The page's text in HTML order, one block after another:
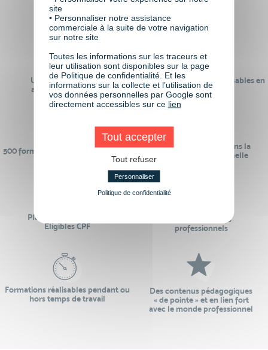
academy c’est
Un réseau de 22 000
anciens participants
100% des formations réalisables en
digital learning
500 formations pour se préparer au
24 ans d'expérience dans la
formation professionnelle
Plus de 50 formations
Éligibles CPF
Des intervenants
professionnels
Formations réalisables pendant ou
hors temps de travail
Des contenus pédagogiques
« de pointe » et en lien fort
avec le monde professionnel
site
• Personnaliser notre assistance
commerciale à la suite de votre navigation
sur notre site
Toutes les informations sur les traceurs et
leur utilisation sont disponibles sur la page
de Politique de confidentialité. Et les
informations sur la collecte et l’utilisation de
vos données personnelles par Google sont
directement accessibles sur ce lien
Tout accepter
Tout refuser
Personnaliser
Politique de confidentialité